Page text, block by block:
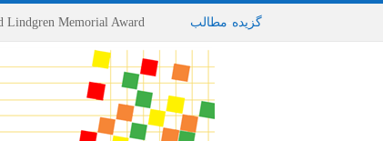
گزیده مطالب